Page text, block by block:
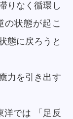
りなく循環し
の状態が起こ
態に戻ろうと
力を引き出す
洋では 「足反